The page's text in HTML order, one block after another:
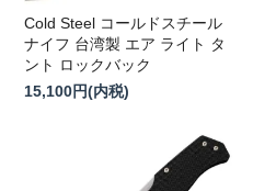
Cold Steel コールドスチール
ナイフ 台湾製 エア ライト タ
ント ロックバック
15,100円(内税)